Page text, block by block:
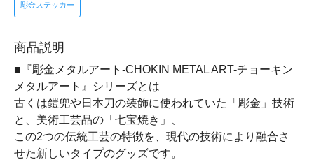
彫金ステッカー
商品説明
■『彫金メタルアート-CHOKIN METAL ART-チョーキン
メタルアート』シリーズとは
古くは鎧兜や日本刀の装飾に使われていた「彫金」技術
と、美術工芸品の「七宝焼き」、
この2つの伝統工芸の特徴を、現代の技術により融合さ
せた新しいタイプのグッズです。